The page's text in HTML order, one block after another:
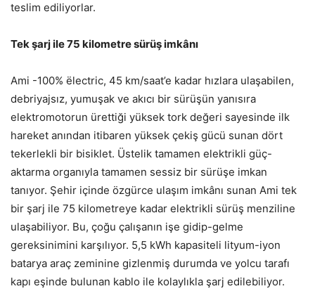
teslim ediliyorlar.
Tek şarj ile 75 kilometre sürüş imkânı
Ami -100% ëlectric, 45 km/saat’e kadar hızlara ulaşabilen,
debriyajsız, yumuşak ve akıcı bir sürüşün yanısıra
elektromotorun ürettiği yüksek tork değeri sayesinde ilk
hareket anından itibaren yüksek çekiş gücü sunan dört
tekerlekli bir bisiklet. Üstelik tamamen elektrikli güç-
aktarma organıyla tamamen sessiz bir sürüşe imkan
tanıyor. Şehir içinde özgürce ulaşım imkânı sunan Ami tek
bir şarj ile 75 kilometreye kadar elektrikli sürüş menziline
ulaşabiliyor. Bu, çoğu çalışanın işe gidip-gelme
gereksinimini karşılıyor. 5,5 kWh kapasiteli lityum-iyon
batarya araç zeminine gizlenmiş durumda ve yolcu tarafı
kapı eşinde bulunan kablo ile kolaylıkla şarj edilebiliyor.